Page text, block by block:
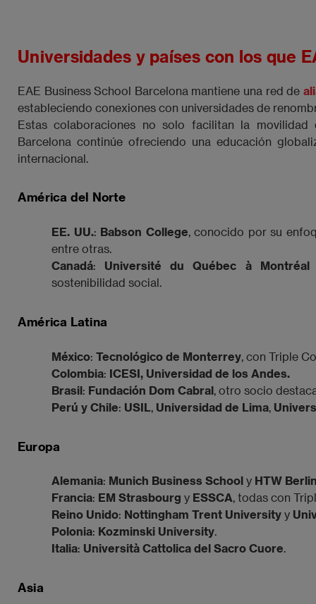
Universidades y países con los que
EAE Business School Barcelona mantiene una red de
estableciendo conexiones con universidades de
Estas colaboraciones no solo facilitan la
Barcelona continúe ofreciendo una educación
internacional.
América del Norte
EE. UU.: Babson College, conocido por su
entre otras.
Canadá: Université du Québec à Montréal
sostenibilidad social.
América Latina
México: Tecnológico de Monterrey, con Triple
Colombia: ICESI, Universidad de los Andes.
Brasil: Fundación Dom Cabral, otro socio
Perú y Chile: USIL, Universidad de Lima,
Europa
Alemania: Munich Business School y HTW Berlin
Francia: EM Strasbourg y ESSCA, todas con
Reino Unido: Nottingham Trent University y
Polonia: Kozminski University.
Italia: Università Cattolica del Sacro Cuore.
Asia